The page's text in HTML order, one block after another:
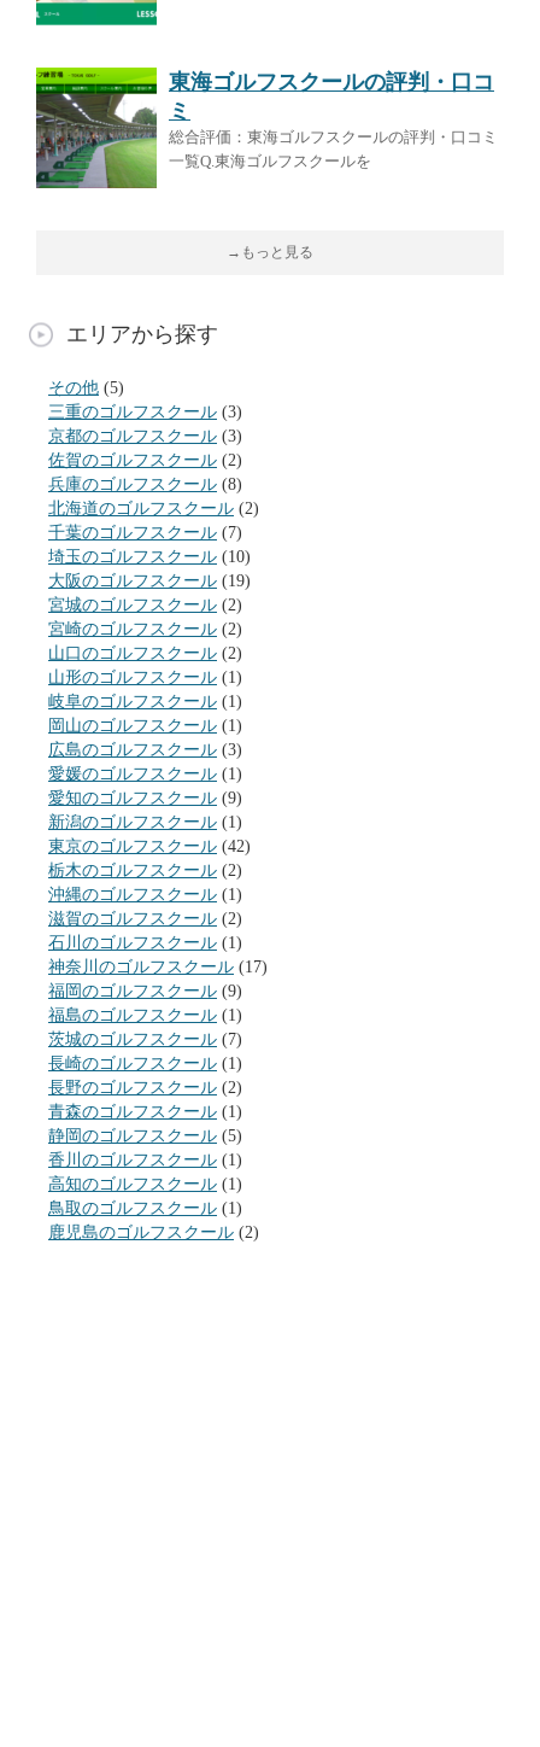
東海ゴルフスクールの評判・口コ
ミ
総合評価：東海ゴルフスクールの評判・口コミ
一覧Q.東海ゴルフスクールを
→もっと見る
エリアから探す
その他 (5)
三重のゴルフスクール (3)
京都のゴルフスクール (3)
佐賀のゴルフスクール (2)
兵庫のゴルフスクール (8)
北海道のゴルフスクール (2)
千葉のゴルフスクール (7)
埼玉のゴルフスクール (10)
大阪のゴルフスクール (19)
宮城のゴルフスクール (2)
宮崎のゴルフスクール (2)
山口のゴルフスクール (2)
山形のゴルフスクール (1)
岐阜のゴルフスクール (1)
岡山のゴルフスクール (1)
広島のゴルフスクール (3)
愛媛のゴルフスクール (1)
愛知のゴルフスクール (9)
新潟のゴルフスクール (1)
東京のゴルフスクール (42)
栃木のゴルフスクール (2)
沖縄のゴルフスクール (1)
滋賀のゴルフスクール (2)
石川のゴルフスクール (1)
神奈川のゴルフスクール (17)
福岡のゴルフスクール (9)
福島のゴルフスクール (1)
茨城のゴルフスクール (7)
長崎のゴルフスクール (1)
長野のゴルフスクール (2)
青森のゴルフスクール (1)
静岡のゴルフスクール (5)
香川のゴルフスクール (1)
高知のゴルフスクール (1)
鳥取のゴルフスクール (1)
鹿児島のゴルフスクール (2)